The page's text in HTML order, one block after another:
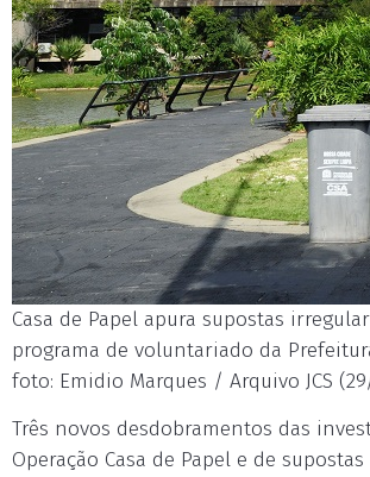
Casa de Papel apura supostas
programa de voluntariado da
foto: Emidio Marques / Arquivo JCS
Três novos desdobramentos das
Operação Casa de Papel e de